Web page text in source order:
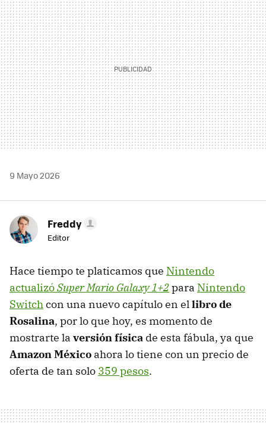
9 Mayo 2026
Freddy
Editor
Hace tiempo te platicamos que Nintendo
actualizóSuper Mario Galaxy 1+2para Nintendo
Switchcon una nuevo capítulo en ellibro de
Rosalina, por lo que hoy, es momento de
mostrarte la versión física de esta fábula, ya que
Amazon México ahora lo tiene con un precio de
oferta de tan solo 359 pesos.